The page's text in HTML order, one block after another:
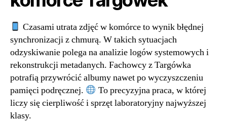
Czasami utrata zdjęć w komórce to wynik błędnej
synchronizacji z chmurą. W takich sytuacjach
odzyskiwanie polega na analizie logów systemowych i
rekonstrukcji metadanych. Fachowcy z Targówka
potrafią przywrócić albumy nawet po wyczyszczeniu
pamięci podręcznej.
To precyzyjna praca, w której
liczy się cierpliwość i sprzęt laboratoryjny najwyższej
klasy.